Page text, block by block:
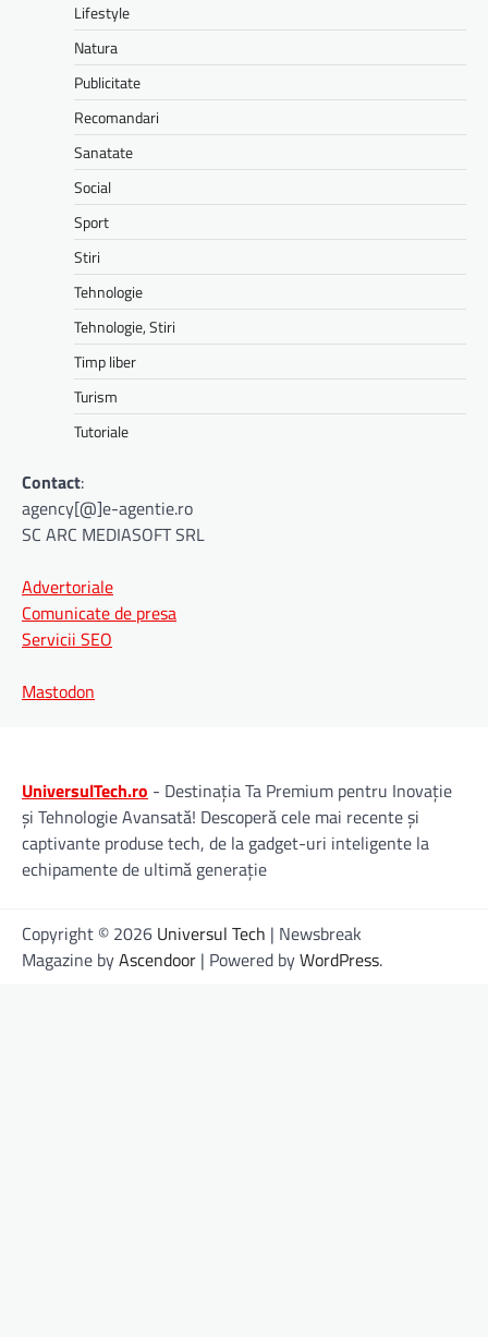
Lifestyle
Natura
Publicitate
Recomandari
Sanatate
Social
Sport
Stiri
Tehnologie
Tehnologie, Stiri
Timp liber
Turism
Tutoriale
Contact:
agency[@]e-agentie.ro
SC ARC MEDIASOFT SRL
Advertoriale
Comunicate de presa
Servicii SEO
Mastodon
UniversulTech.ro - Destinația Ta Premium pentru Inovație
și Tehnologie Avansată! Descoperă cele mai recente și
captivante produse tech, de la gadget-uri inteligente la
echipamente de ultimă generație
Copyright © 2026 Universul Tech | Newsbreak
Magazine byAscendoor | Powered byWordPress.